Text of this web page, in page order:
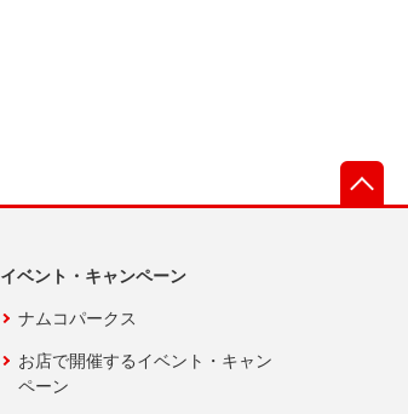
イベント・キャンペーン
ナムコパークス
お店で開催するイベント・キャン
ペーン